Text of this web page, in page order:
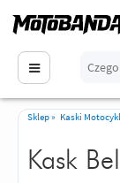
Sklep» Kaski
Kask